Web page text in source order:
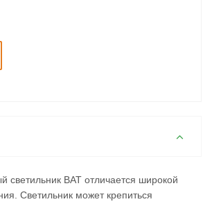
светильник BAT отличается широкой
Светильник может крепиться